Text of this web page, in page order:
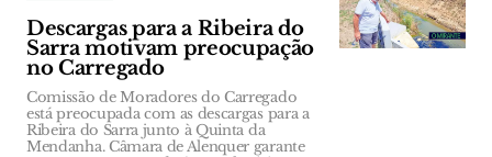
Descargas para a Ribeira do
Sarra motivam preocupação
no Carregado
Comissão de Moradores do Carregado
está preocupada com as descargas para a
Ribeira do Sarra junto à Quinta da
Mendanha. Câmara de Alenquer garante